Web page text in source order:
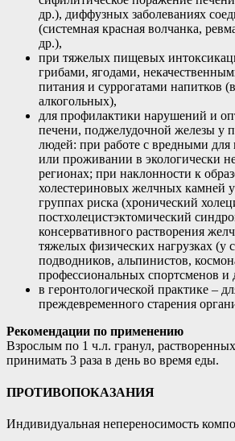
др.), диффузных заболеваниях
(системная красная волчанка,
др.),
при тяжелых пищевых
грибами, ягодами,
питания и суррогатами напитков
алкогольных),
для профилактики нарушений и
печени, поджелудочной железы у
людей: при работе с вредными для
или проживании в экологически
регионах; при наклонности к
холестериновых желчных камней
группах риска (хронический
постхолецистэктомический
консервативного растворения
тяжелых физических нагрузках (у
подводников, альпинистов,
профессиональных спортсменов и
в геронтологической практике –
преждевременного старения
Рекомендации по применению
Взрослым по 1 ч.л. гранул,
принимать 3 раза в день во время еды.
ПРОТИВОПОКАЗАНИЯ
Индивидуальная непереносимость